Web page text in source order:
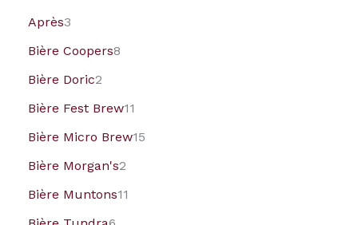
Après3
Bière Coopers8
Bière Doric2
Bière Fest Brew11
Bière Micro Brew15
Bière Morgan's2
Bière Muntons11